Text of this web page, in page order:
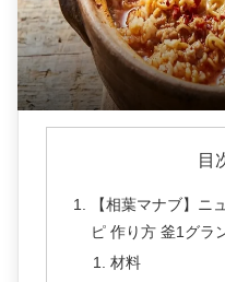
目
【相葉マナブ】ニ
ピ 作り方 釜1グラ
材料